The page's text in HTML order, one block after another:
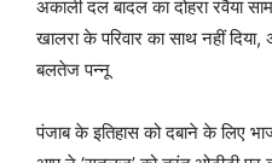
अकाली दल बादल का दोहरा रवैया
खालरा के परिवार का साथ नहीं
बलतेज पन्नू
पंजाब के इतिहास को दबाने के लिए